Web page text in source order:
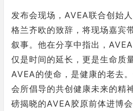
发布会现场，AVEA联合创始
格兰齐欧的致辞，将现场嘉宾
叙事。他在分享中指出，
仅是时间的延长，更是生命质
AVEA的使命，是健康的老去
会所倡导的共创健康未来的精
磅揭晓的AVEA胶原前体进博